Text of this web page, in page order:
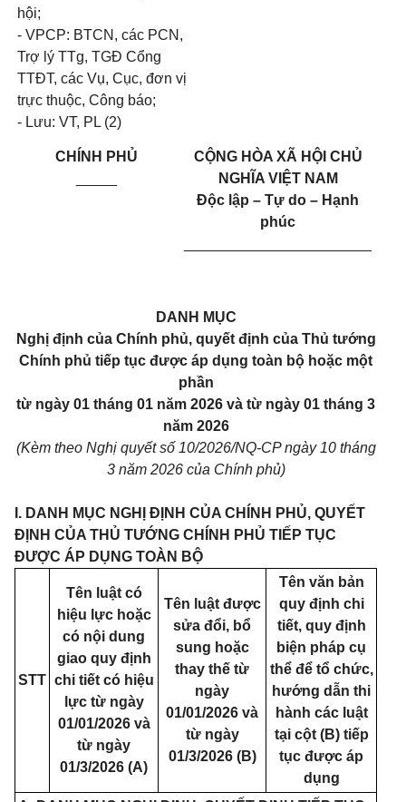
hội;
- VPCP: BTCN, các PCN,
Trợ lý TTg, TGĐ Cổng
TTĐT, các Vụ, Cục, đơn vị
trực thuộc, Công báo;
- Lưu: VT, PL (2)
CHÍNH PHỦ
CỘNG HÒA XÃ HỘI CHỦ
NGHĨA VIỆT NAM
Độc lập – Tự do – Hạnh
phúc
DANH MỤC
Nghị định của Chính phủ, quyết định của Thủ tướng
Chính phủ tiếp tục được áp dụng toàn bộ hoặc một
phần
từ ngày 01 tháng 01 năm 2026 và từ ngày 01 tháng 3
năm 2026
(Kèm theo Nghị quyết số 10/2026/NQ-CP ngày 10 tháng
3 năm 2026 của Chính phủ)
I. DANH MỤC NGHỊ ĐỊNH CỦA CHÍNH PHỦ, QUYẾT
ĐỊNH CỦA THỦ TƯỚNG CHÍNH PHỦ TIẾP TỤC
ĐƯỢC ÁP DỤNG TOÀN BỘ
STT
Tên luật có
hiệu lực hoặc
có nội dung
giao quy định
chi tiết có hiệu
lực từ ngày
01/01/2026 và
từ ngày
01/3/2026 (A)
Tên luật được
sửa đổi, bổ
sung hoặc
thay thế từ
ngày
01/01/2026 và
từ ngày
01/3/2026 (B)
Tên văn bản
quy định chi
tiết, quy định
biện pháp cụ
thể để tổ chức,
hướng dẫn thi
hành các luật
tại cột (B) tiếp
tục được áp
dụng